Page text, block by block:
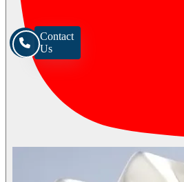
Contact
Us